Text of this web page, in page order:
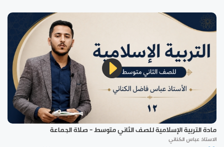
مادة التربية الإسلامية للصف الثاني متوسط - صلاة الجماعة
الاستاذ عباس الكناني